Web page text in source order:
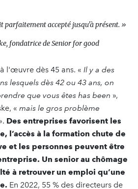
parfaitement accepté jusqu'à présent. »
fondatrice de Senior for good
l'œuvre dès 45 ans. « Il y a des
lesquels dès 42 ou 43 ans, on
que vous êtes has been »,
« mais le gros problème
Des entreprises favorisent les
l’accès à la formation chute de
et les personnes peuvent être
Un senior au chômage
à retrouver un emploi qu’une
En 2022, 55 % des directeurs de